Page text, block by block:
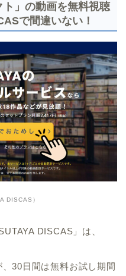
」の動画を無料視聴
で間違いない！
DISCAS）
DISCAS」は、
30日間は無料お試し期間